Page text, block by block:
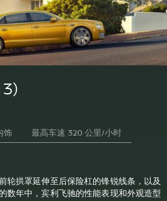
饰 最高车速 320 公里/小时
轮拱罩延伸至后保险杠的锋锐线条，以及
数年中，宾利飞驰的性能表现和外观造型